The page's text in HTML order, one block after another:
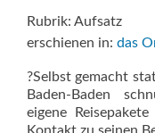
Rubrik: Aufsatz
erschienen in: das
?Selbst gemacht
Baden-Baden
eigene